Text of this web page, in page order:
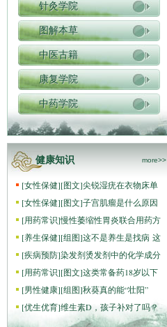
针灸学院
图解本草
中医古籍
康复学院
中药学院
健康知识 more>>
[女性保健][图文]尖锐湿疣在衣物床单
[女性保健][图文]子宫肌瘤是什么原因
[用药常识]慢性萎缩性胃炎联合用药方
[养生保健][组图]这不是养生是找病 这
[疾病预防]染发剂烫发剂中的化学成分
[用药常识][图文]这类常备药18岁以下
[男性健康][组图]秋葵真的能“壮阳”
[优生优育]维生素D，孩子补对了吗？